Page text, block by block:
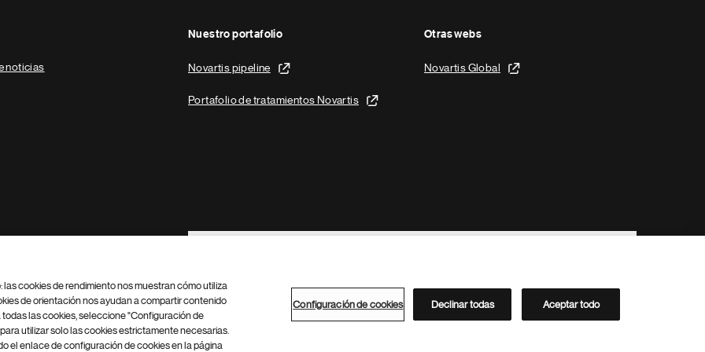
noticias
Nuestro portafolio
Novartis pipeline
Portafolio de tratamientos Novartis
Otras webs
Novartis Global
Footer Site Search
Configuración de cookies Mapa del sitio
Directorio de Novartis
cookies de rendimiento nos muestran cómo utiliza
de orientación nos ayudan a compartir contenido
las cookies, seleccione "Configuración de
utilizar solo las cookies estrictamente necesarias.
el enlace de configuración de cookies en la página
Configuración de cookies Declinar todas Aceptar todo